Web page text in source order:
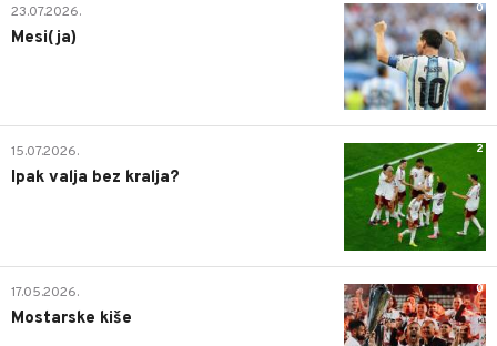
0
23.07.2026.
Mesi(ja)
2
15.07.2026.
Ipak valja bez kralja?
0
17.05.2026.
Mostarske kiše